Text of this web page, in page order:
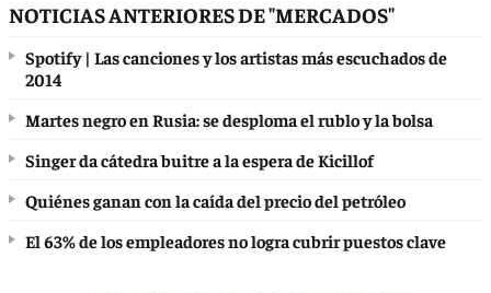
NOTICIAS ANTERIORES DE "MERCADOS"
Spotify | Las canciones y los artistas más escuchados de
2014
Martes negro en Rusia: se desploma el rublo y la bolsa
Singer da cátedra buitre a la espera de Kicillof
Quiénes ganan con la caída del precio del petróleo
El 63% de los empleadores no logra cubrir puestos clave